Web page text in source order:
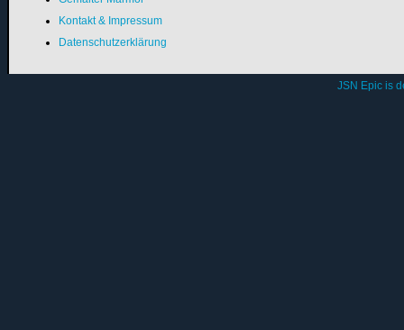
Kontakt & Impressum
Datenschutzerklärung
JSN Epic is